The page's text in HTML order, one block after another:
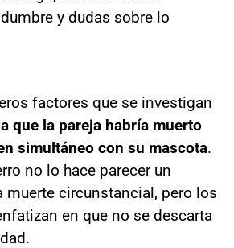
y dudas sobre lo
factores que se investigan
que la pareja habría muerto
simultáneo con su mascota.
no lo hace parecer un
muerte circunstancial, pero los
en que no se descarta